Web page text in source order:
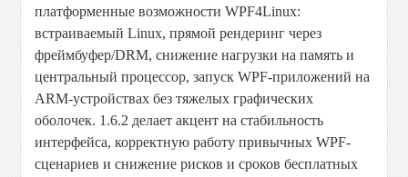
платформенные возможности WPF4Linux:
встраиваемый Linux, прямой рендеринг через
фреймбуфер/DRM, снижение нагрузки на память и
центральный процессор, запуск WPF-приложений на
ARM-устройствах без тяжелых графических
оболочек. 1.6.2 делает акцент на стабильность
интерфейса, корректную работу привычных WPF-
сценариев и снижение рисков и сроков бесплатных